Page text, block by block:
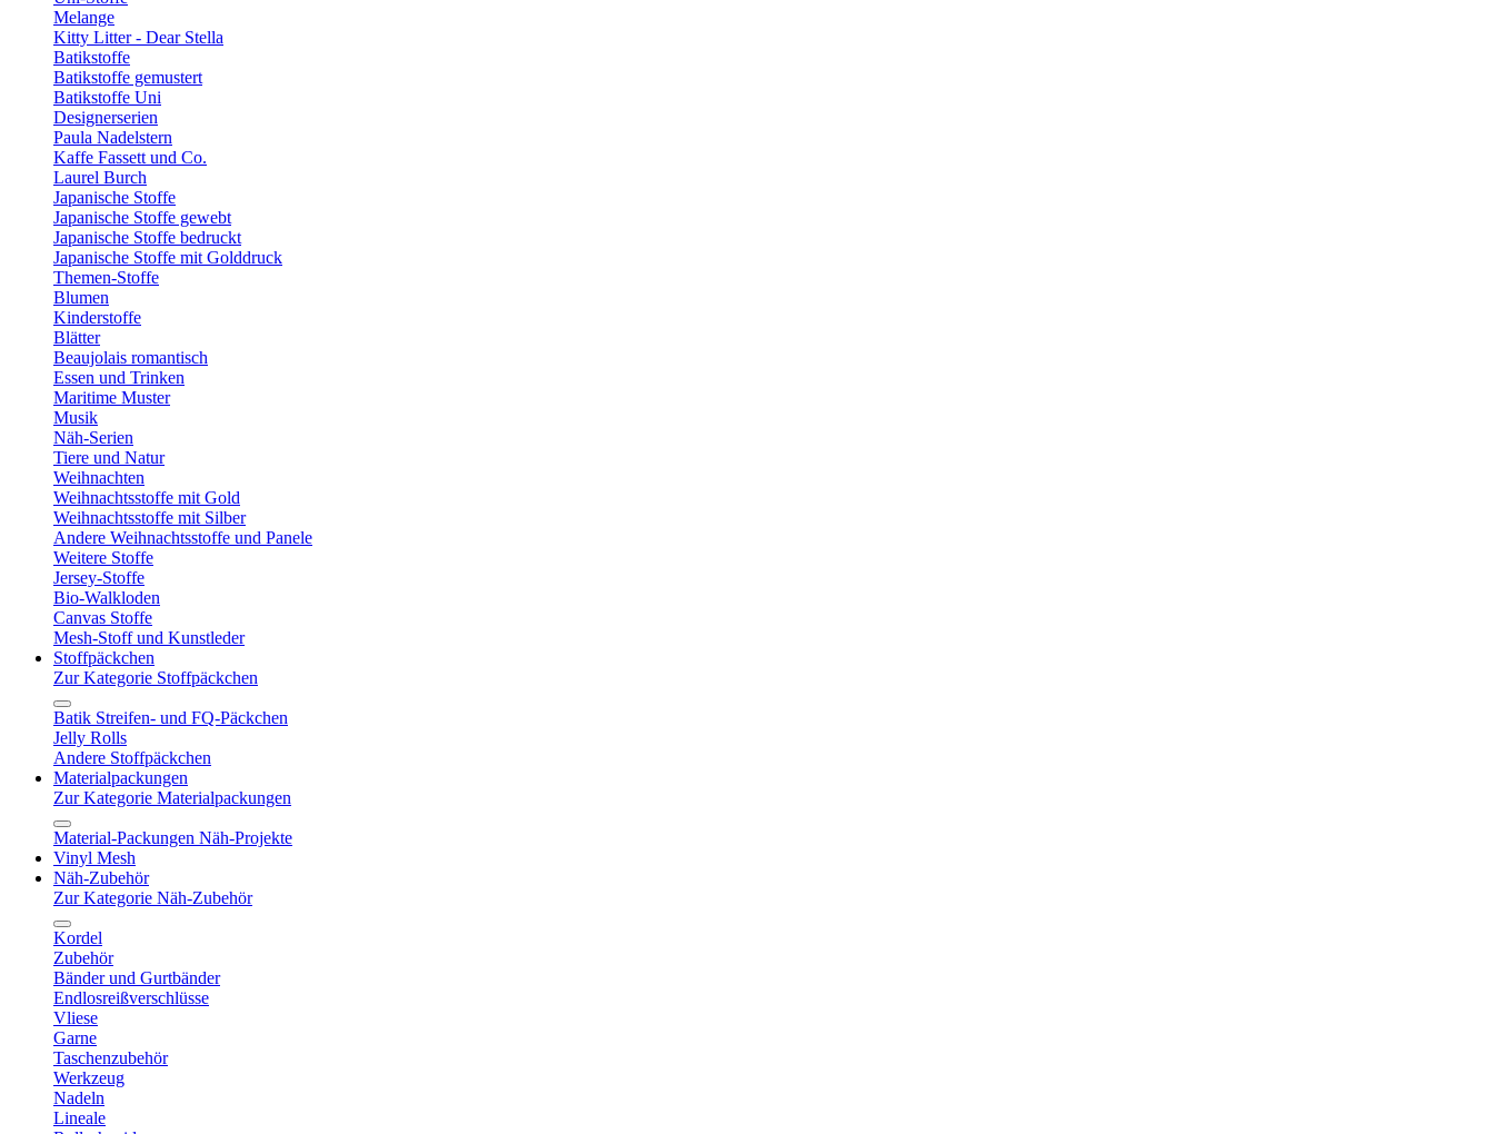
Melange
Kitty Litter - Dear Stella
Batikstoffe
Batikstoffe gemustert
Batikstoffe Uni
Designerserien
Paula Nadelstern
Kaffe Fassett und Co.
Laurel Burch
Japanische Stoffe
Japanische Stoffe gewebt
Japanische Stoffe bedruckt
Japanische Stoffe mit Golddruck
Themen-Stoffe
Blumen
Kinderstoffe
Blätter
Beaujolais romantisch
Essen und Trinken
Maritime Muster
Musik
Näh-Serien
Tiere und Natur
Weihnachten
Weihnachtsstoffe mit Gold
Weihnachtsstoffe mit Silber
Andere Weihnachtsstoffe und Panele
Weitere Stoffe
Jersey-Stoffe
Bio-Walkloden
Canvas Stoffe
Mesh-Stoff und Kunstleder
Stoffpäckchen
Zur Kategorie Stoffpäckchen
Batik Streifen- und FQ-Päckchen
Jelly Rolls
Andere Stoffpäckchen
Materialpackungen
Zur Kategorie Materialpackungen
Material-Packungen Näh-Projekte
Vinyl Mesh
Näh-Zubehör
Zur Kategorie Näh-Zubehör
Kordel
Zubehör
Bänder und Gurtbänder
Endlosreißverschlüsse
Vliese
Garne
Taschenzubehör
Werkzeug
Nadeln
Lineale